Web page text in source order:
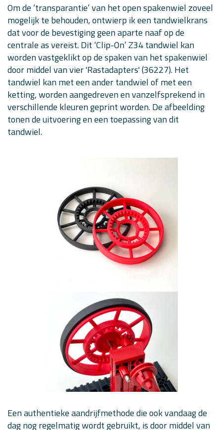
Om de ‘transparantie’ van het open spakenwiel zoveel
mogelijk te behouden, ontwierp ik een tandwielkrans
dat voor de bevestiging geen aparte naaf op de
centrale as vereist. Dit ‘Clip-On’ Z34 tandwiel kan
worden vastgeklikt op de spaken van het spakenwiel
door middel van vier 'Rastadapters' (36227). Het
tandwiel kan met een ander tandwiel of met een
ketting, worden aangedreven en vanzelfsprekend in
verschillende kleuren geprint worden. De afbeelding
tonen de uitvoering en een toepassing van dit
tandwiel.
Een authentieke aandrijfmethode die ook vandaag de
dag nog regelmatig wordt gebruikt, is door middel van